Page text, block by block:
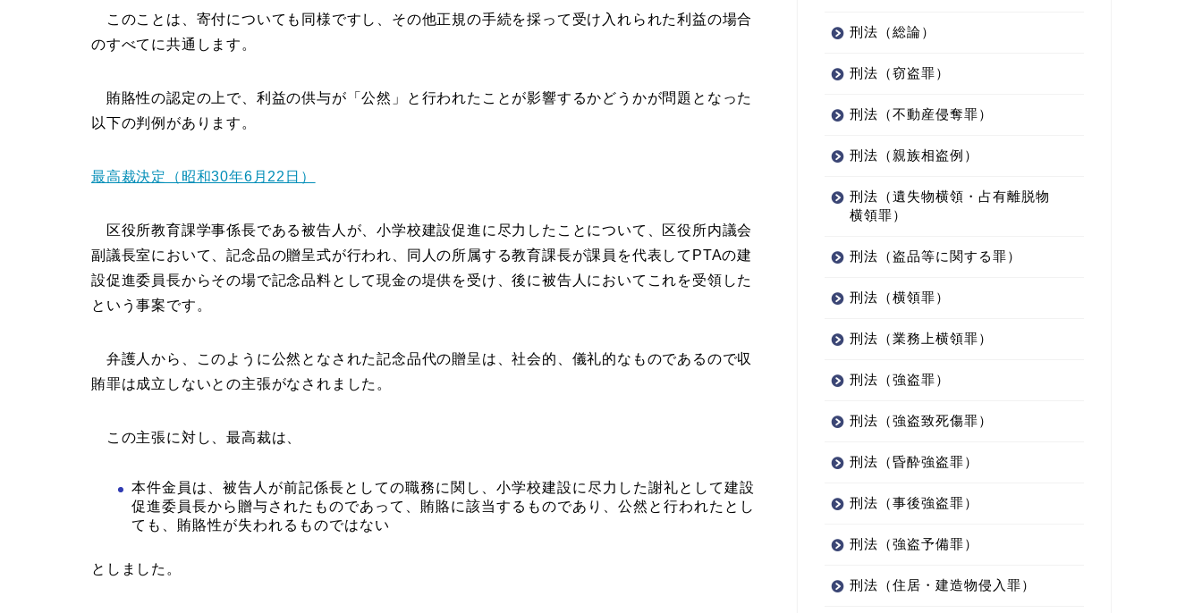
このことは、寄付についても同様ですし、その他正規の手続を採って受け入れられた利益の場合
のすべてに共通します。
賄賂性の認定の上で、利益の供与が「公然」と行われたことが影響するかどうかが問題となった
以下の判例があります。
最高裁決定（昭和30年6月22日）
区役所教育課学事係長である被告人が、小学校建設促進に尽力したことについて、区役所内議会
副議長室において、記念品の贈呈式が行われ、同人の所属する教育課長が課員を代表してPTAの建
設促進委員長からその場で記念品料として現金の堤供を受け、後に被告人においてこれを受領した
という事案です。
弁護人から、このように公然となされた記念品代の贈呈は、社会的、儀礼的なものであるので収
賄罪は成立しないとの主張がなされました。
この主張に対し、最高裁は、
本件金員は、被告人が前記係長としての職務に関し、小学校建設に尽力した謝礼として建設
促進委員長から贈与されたものであって、賄賂に該当するものであり、公然と行われたとし
ても、賄賂性が失われるものではない
としました。
刑法（総論）
刑法（窃盗罪）
刑法（不動産侵奪罪）
刑法（親族相盗例）
刑法（遺失物横領・占有離脱物
横領罪）
刑法（盗品等に関する罪）
刑法（横領罪）
刑法（業務上横領罪）
刑法（強盗罪）
刑法（強盗致死傷罪）
刑法（昏酔強盗罪）
刑法（事後強盗罪）
刑法（強盗予備罪）
刑法（住居・建造物侵入罪）